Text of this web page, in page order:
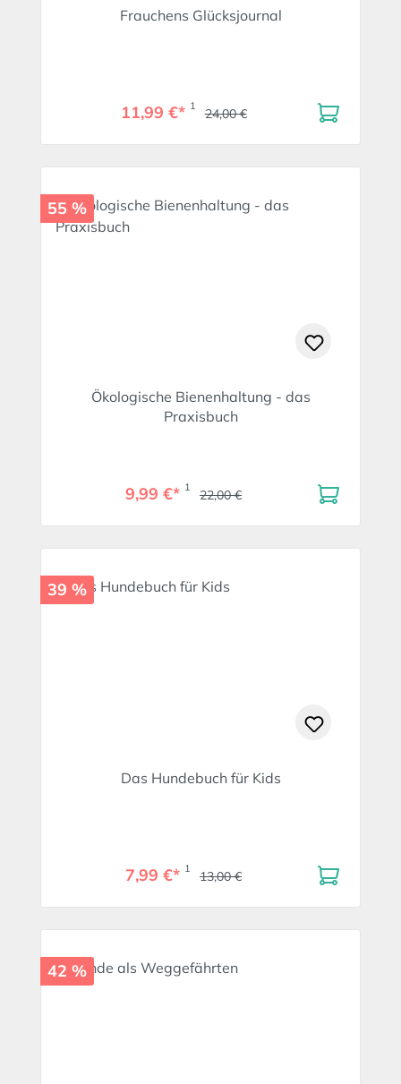
Frauchens Glücksjournal
11,99 €* 1 24,00 €
55 %
Ökologische Bienenhaltung - das
Praxisbuch
9,99 €* 1 22,00 €
39 %
Das Hundebuch für Kids
7,99 €* 1 13,00 €
42 %